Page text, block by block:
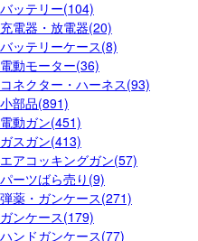
バッテリー(104)
充電器・放電器(20)
バッテリーケース(8)
電動モーター(36)
コネクター・ハーネス(93)
小部品(891)
電動ガン(451)
ガスガン(413)
エアコッキングガン(57)
パーツばら売り(9)
弾薬・ガンケース(271)
ガンケース(179)
ハンドガンケース(77)